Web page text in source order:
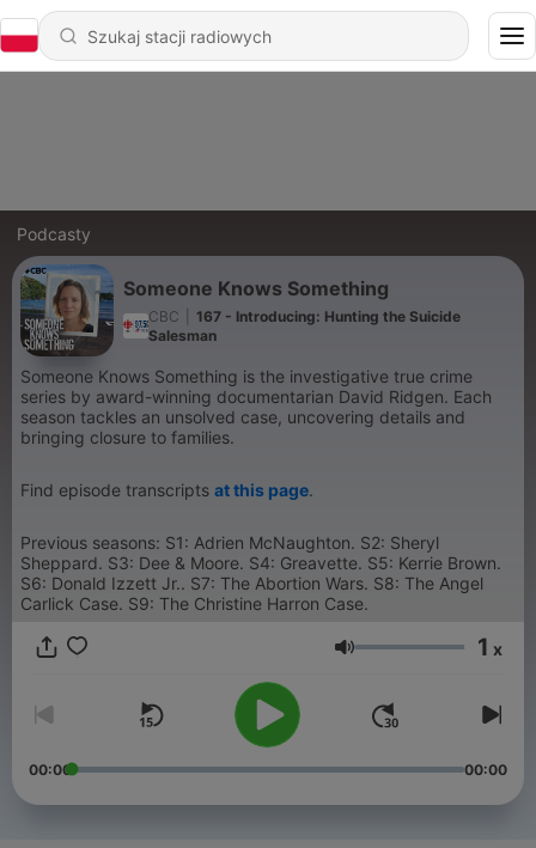
Podcasty
Someone Knows Something
CBC
167 - Introducing: Hunting the Suicide
Salesman
Someone Knows Something is the investigative true crime
series by award-winning documentarian David Ridgen. Each
season tackles an unsolved case, uncovering details and
bringing closure to families.
Find episode transcripts at this page.
Previous seasons: S1: Adrien McNaughton. S2: Sheryl
Sheppard. S3: Dee & Moore. S4: Greavette. S5: Kerrie Brown.
S6: Donald Izzett Jr.. S7: The Abortion Wars. S8: The Angel
Carlick Case. S9: The Christine Harron Case.
Głośność 1 x
00:00 00:00